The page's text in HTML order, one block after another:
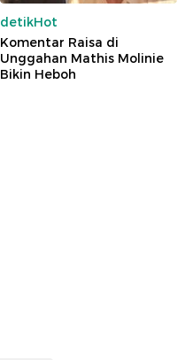
detikHot
Komentar Raisa di
Unggahan Mathis Molinie
Bikin Heboh